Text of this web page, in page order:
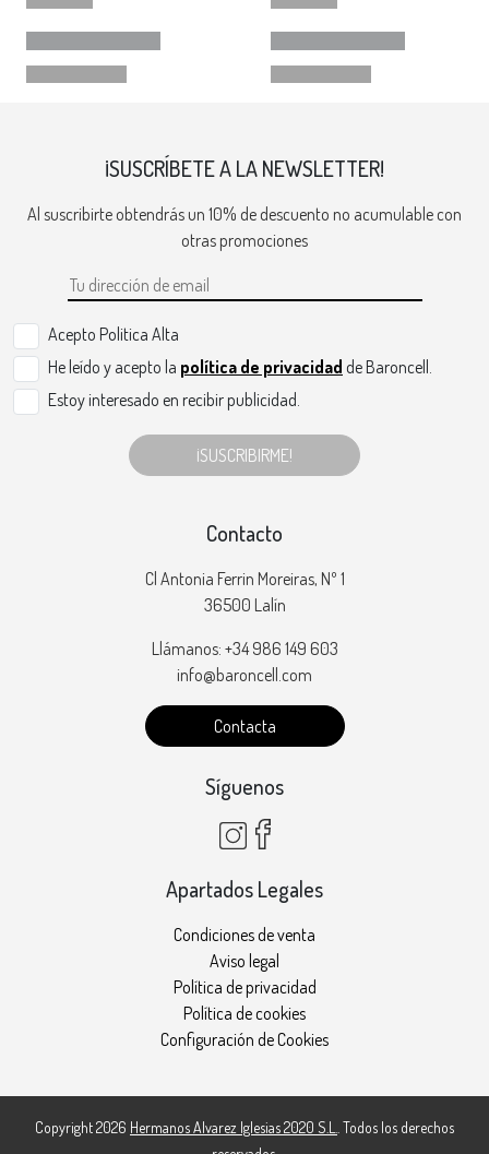
¡SUSCRÍBETE A LA NEWSLETTER!
Al suscribirte obtendrás un 10% de descuento no acumulable con
otras promociones
Acepto Politica Alta
He leído y acepto la política de privacidad de Baroncell.
Estoy interesado en recibir publicidad.
¡SUSCRIBIRME!
Contacto
Cl Antonia Ferrin Moreiras, Nº 1
36500 Lalín
Llámanos: +34 986 149 603
info@baroncell.com
Contacta
Síguenos
Apartados Legales
Condiciones de venta
Aviso legal
Política de privacidad
Política de cookies
Configuración de Cookies
Copyright 2026 Hermanos Alvarez Iglesias 2020 S.L.. Todos los derechos